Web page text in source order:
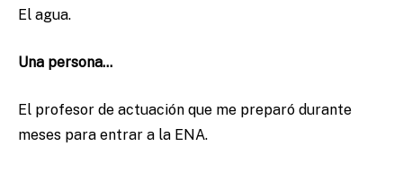
El agua.
Una persona…
El profesor de actuación que me preparó durante
meses para entrar a la ENA.